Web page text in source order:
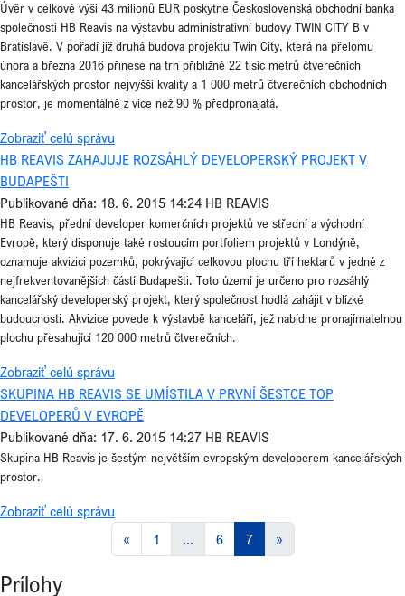
Úvěr v celkové výši 43 milionů EUR poskytne Československá obchodní banka
společnosti HB Reavis na výstavbu administrativní budovy TWIN CITY B v
Bratislavě. V pořadí již druhá budova projektu Twin City, která na přelomu
února a března 2016 přinese na trh přibližně 22 tisíc metrů čtverečních
kancelářských prostor nejvyšší kvality a 1 000 metrů čtverečních obchodních
prostor, je momentálně z více než 90 % předpronajatá.
Zobraziť celú správu
HB REAVIS ZAHAJUJE ROZSÁHLÝ DEVELOPERSKÝ PROJEKT V
BUDAPEŠTI
Publikované dňa: 18. 6. 2015 14:24 HB REAVIS
HB Reavis, přední developer komerčních projektů ve střední a východní
Evropě, který disponuje také rostoucím portfoliem projektů v Londýně,
oznamuje akvizici pozemků, pokrývající celkovou plochu tří hektarů v jedné z
nejfrekventovanějších částí Budapešti. Toto území je určeno pro rozsáhlý
kancelářský developerský projekt, který společnost hodlá zahájit v blízké
budoucnosti. Akvizice povede k výstavbě kanceláří, jež nabídne pronajímatelnou
plochu přesahující 120 000 metrů čtverečních.
Zobraziť celú správu
SKUPINA HB REAVIS SE UMÍSTILA V PRVNÍ ŠESTCE TOP
DEVELOPERŮ V EVROPĚ
Publikované dňa: 17. 6. 2015 14:27 HB REAVIS
Skupina HB Reavis je šestým největším evropským developerem kancelářských
prostor.
Zobraziť celú správu
«
1 ... 6 7 »
Prílohy